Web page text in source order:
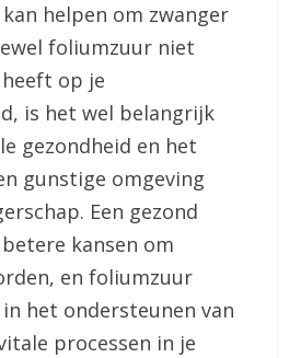
helpen om zwanger
foliumzuur niet
op je
is het wel belangrijk
gezondheid en het
gunstige omgeving
Een gezond
kansen om
en foliumzuur
het ondersteunen van
processen in je